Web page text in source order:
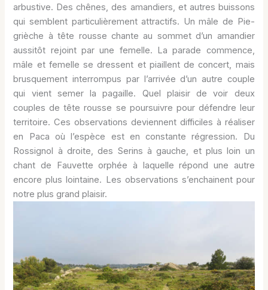
arbustive. Des chênes, des amandiers, et autres buissons
qui semblent particulièrement attractifs. Un mâle de Pie-
grièche à tête rousse chante au sommet d’un amandier
aussitôt rejoint par une femelle. La parade commence,
mâle et femelle se dressent et piaillent de concert, mais
brusquement interrompus par l’arrivée d’un autre couple
qui vient semer la pagaille. Quel plaisir de voir deux
couples de tête rousse se poursuivre pour défendre leur
territoire. Ces observations deviennent difficiles à réaliser
en Paca où l’espèce est en constante régression. Du
Rossignol à droite, des Serins à gauche, et plus loin un
chant de Fauvette orphée à laquelle répond une autre
encore plus lointaine. Les observations s’enchainent pour
notre plus grand plaisir.